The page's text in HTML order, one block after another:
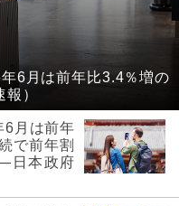
6月は前年比3.4％増の
）
6月は前年
で前年割
日本政府